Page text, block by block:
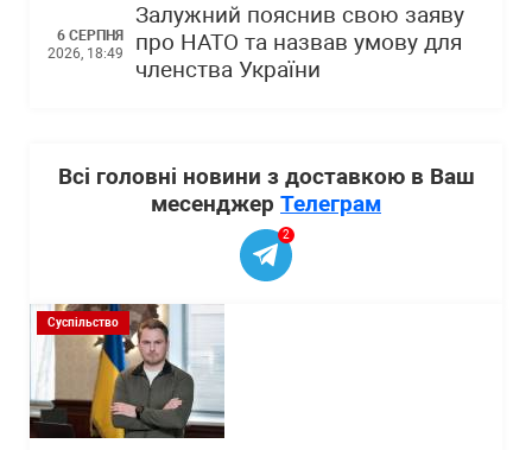
6 СЕРПНЯ
2026, 18:49
Залужний пояснив свою заяву
про НАТО та назвав умову для
членства України
Всі головні новини з доставкою в Ваш
месенджер Телеграм
2
Суспільство